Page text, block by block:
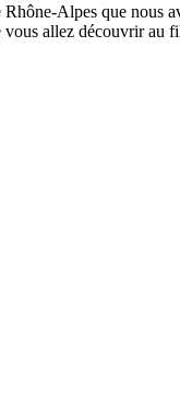
Alpes que nous
allez découvrir au